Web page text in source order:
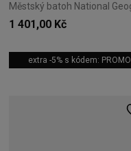
1 401,00 Kč
extra -5% s kódem: PROMO